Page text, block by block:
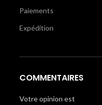
Paiements
Expédition
COMMENTAIRES
Votre opinion est